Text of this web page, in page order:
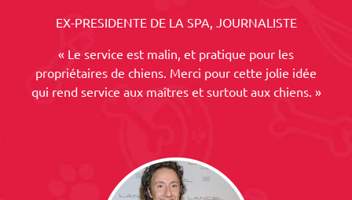
EX-PRESIDENTE DE LA SPA, JOURNALISTE
« Le service est malin, et pratique pour les
propriétaires de chiens. Merci pour cette jolie idée
qui rend service aux maîtres et surtout aux chiens. »